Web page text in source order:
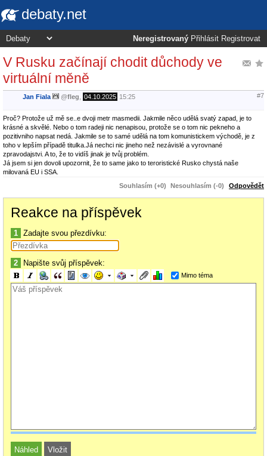
debaty.net
Neregistrovaný Přihlásit Registrovat
V Rusku začínají chodit důchody ve
virtuální měně
Jan Fiala @fleg 04.10.2025 15:25 #7
Proč? Protože už mě se..e dvoji metr masmedii. Jakmile něco udělá svatý zapad, je to
krásné a skvělé. Nebo o tom radeji nic nenapisou, protože se o tom nic pekneho a
pozitivniho napsat nedá. Jakmile se to samé udělá na tom komunistickem východě, je z
toho v lepším případě titulka. Já nechci nic jineho než nezávislé a vyrovnané
zpravodajstvi. A to, že to vidíš jinak je tvůj problém.
Já jsem si jen dovoli upozornit, že to same jako to teroristické Rusko chystá naše
milovaná EU i SSA.
Souhlasím (+0)
Nesouhlasím (-0) Odpovědět
Reakce na příspěvek
1 Zadajte svou přezdívku:
2 Napište svůj příspěvek:
Mimo téma